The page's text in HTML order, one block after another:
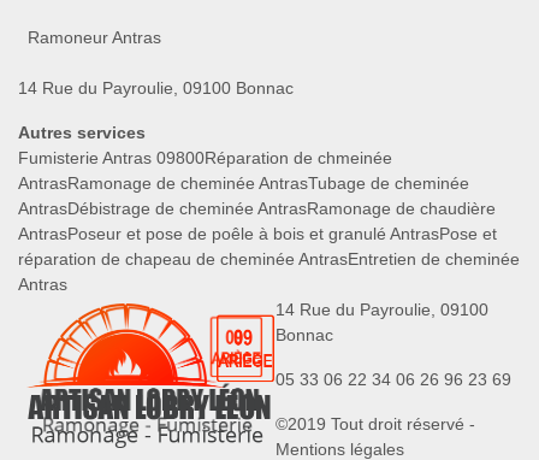
Ramoneur Antras
14 Rue du Payroulie, 09100 Bonnac
Autres services
Fumisterie Antras 09800Réparation de chmeinée
AntrasRamonage de cheminée AntrasTubage de cheminée
AntrasDébistrage de cheminée AntrasRamonage de chaudière
AntrasPoseur et pose de poêle à bois et granulé AntrasPose et
réparation de chapeau de cheminée AntrasEntretien de cheminée
Antras
14 Rue du Payroulie, 09100
Bonnac
05 33 06 22 34 06 26 96 23 69
©2019 Tout droit réservé -
Mentions légales